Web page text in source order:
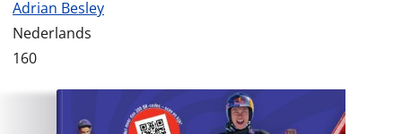
Adrian Besley
Nederlands
160